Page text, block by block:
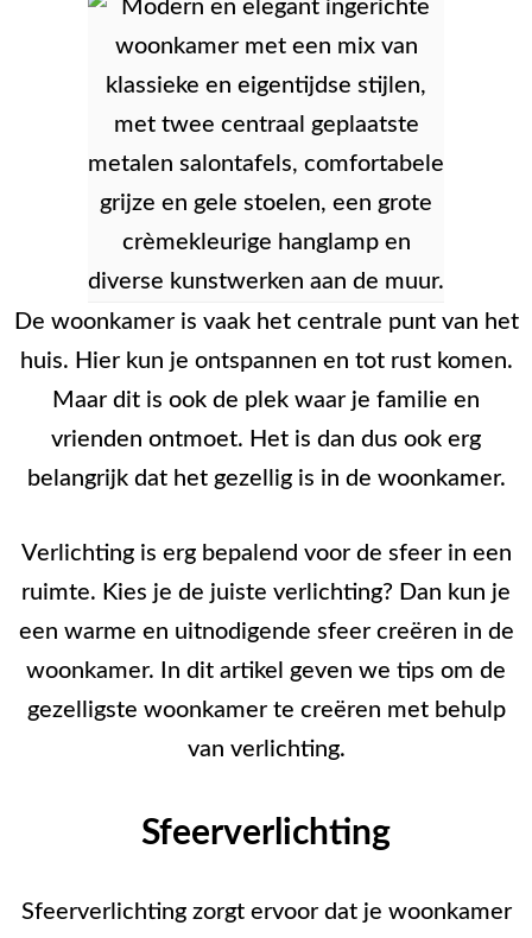
De woonkamer is vaak het centrale punt van het
huis. Hier kun je ontspannen en tot rust komen.
Maar dit is ook de plek waar je familie en
vrienden ontmoet. Het is dan dus ook erg
belangrijk dat het gezellig is in de woonkamer.
Verlichting is erg bepalend voor de sfeer in een
ruimte. Kies je de juiste verlichting? Dan kun je
een warme en uitnodigende sfeer creëren in de
woonkamer. In dit artikel geven we tips om de
gezelligste woonkamer te creëren met behulp
van verlichting.
Sfeerverlichting
Sfeerverlichting zorgt ervoor dat je woonkamer